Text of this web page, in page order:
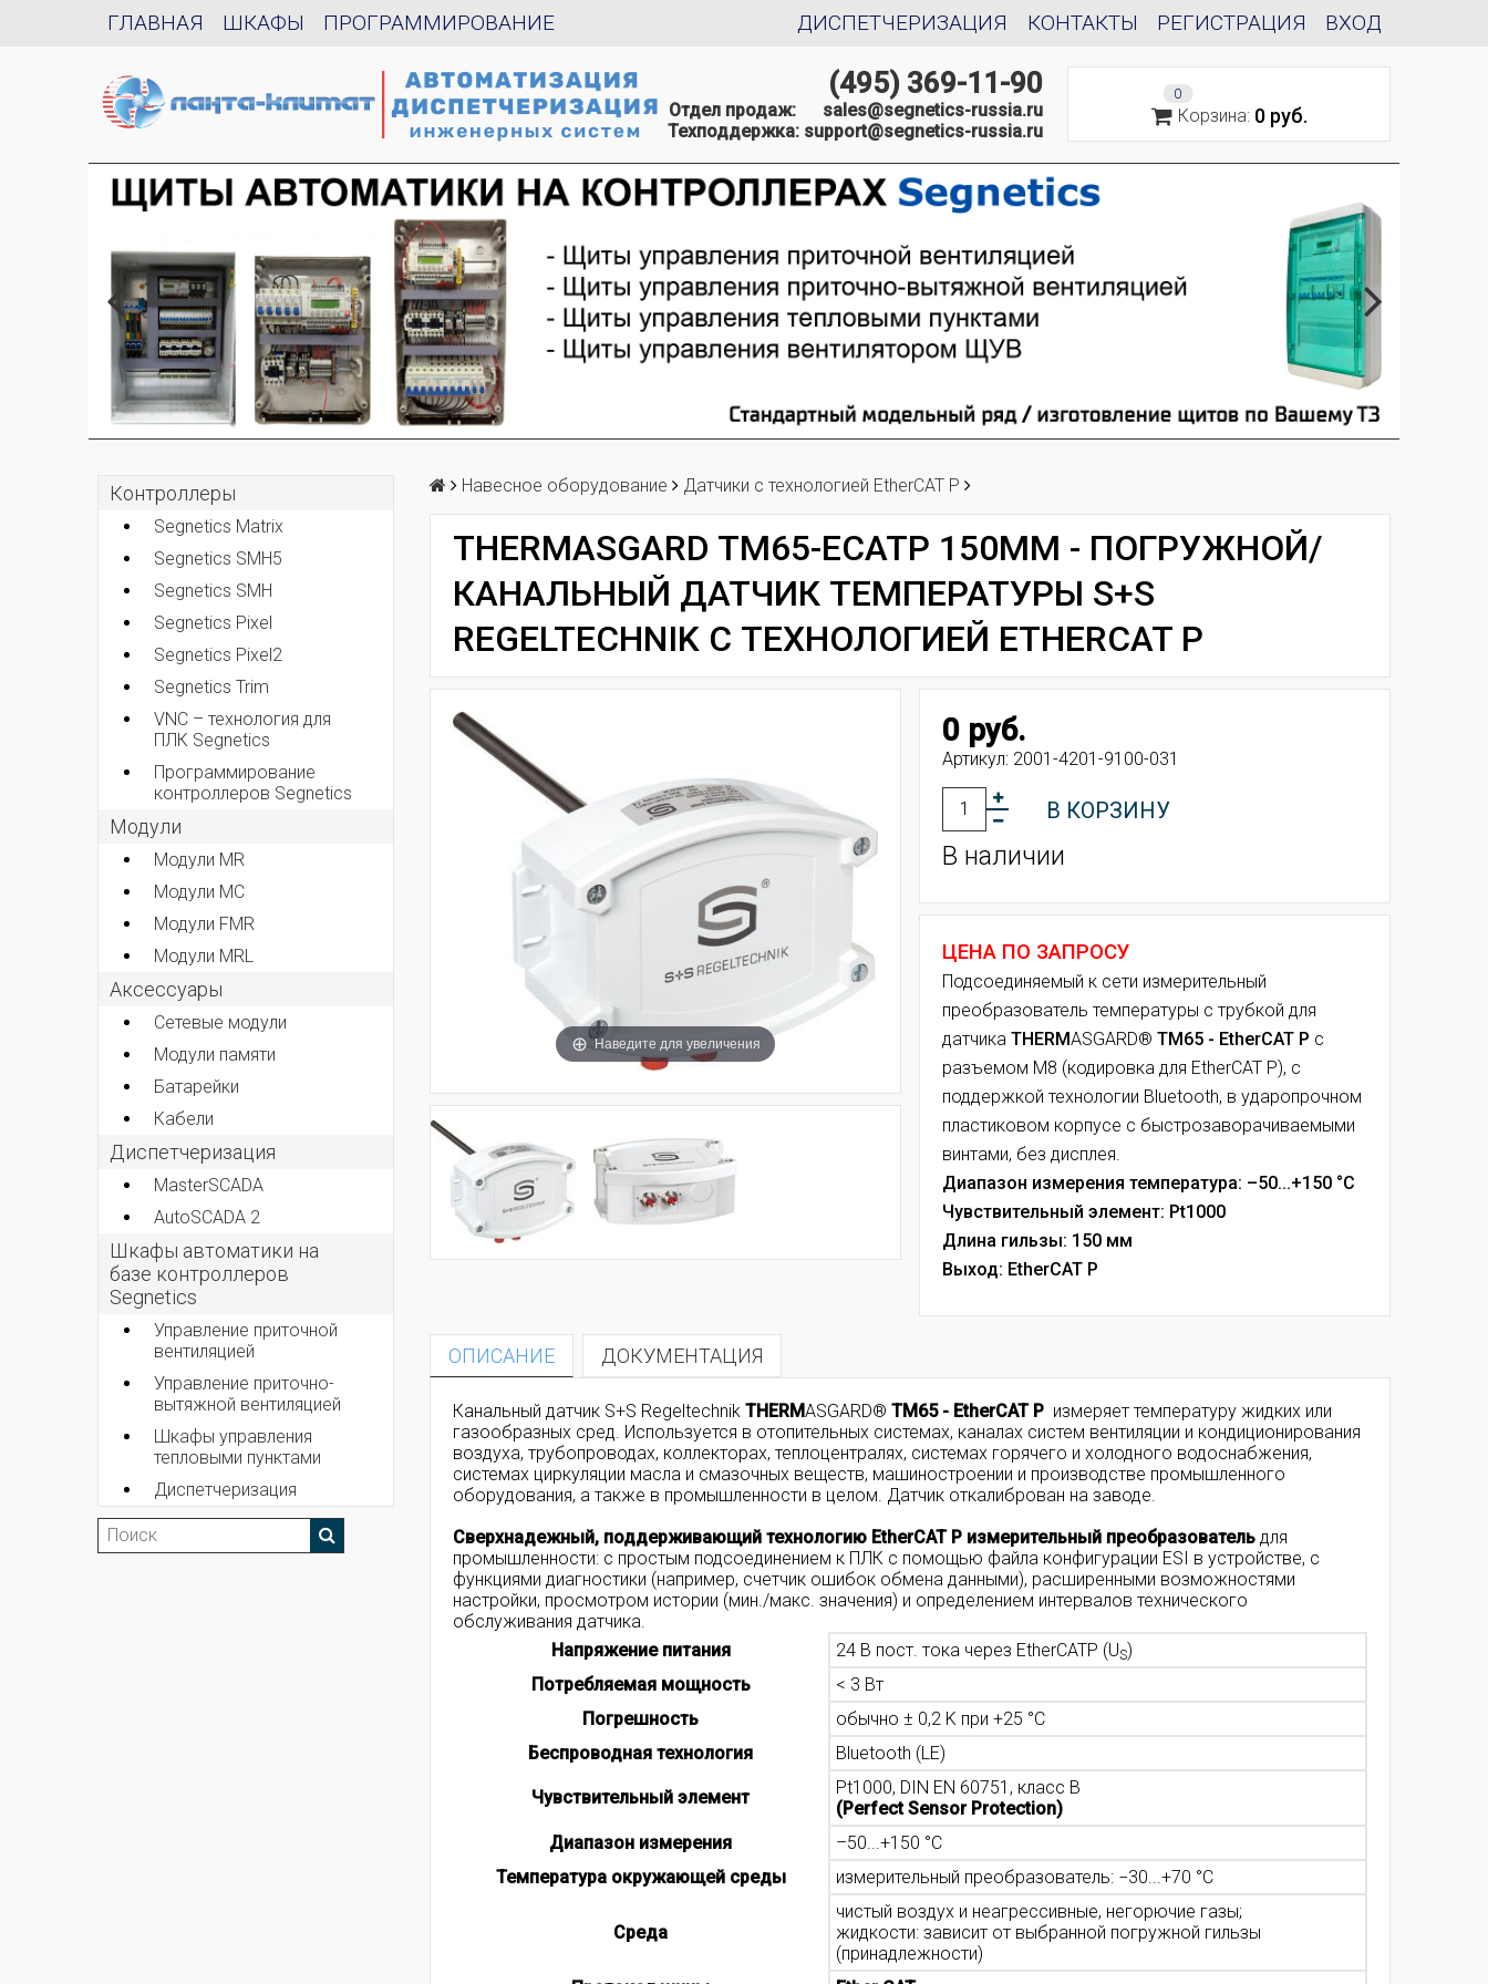
ГЛАВНАЯ ШКАФЫ ПРОГРАММИРОВАНИЕ ВХОД
РЕГИСТРАЦИЯ
КОНТАКТЫ
ДИСПЕТЧЕРИЗАЦИЯ
(495) 369-11-90
Отдел продаж: sales@segnetics-russia.ru
Техподдержка: support@segnetics-russia.ru
0
Корзина: 0 руб.
Контроллеры
Segnetics Matrix
Segnetics SMH5
Segnetics SMH
Segnetics Pixel
Segnetics Pixel2
Segnetics Trim
VNC – технология для
ПЛК Segnetics
Программирование
контроллеров Segnetics
Модули
Модули MR
Модули MC
Модули FMR
Модули MRL
Аксеcсуары
Сетевые модули
Модули памяти
Батарейки
Кабели
Диспетчеризация
MasterSCADA
AutoSCADA 2
Шкафы автоматики на
базе контроллеров
Segnetics
Управление приточной
вентиляцией
Управление приточно-
вытяжной вентиляцией
Шкафы управления
тепловыми пунктами
Диспетчеризация
Навесное оборудование Датчики с технологией EtherCAT P
THERMASGARD TM65-ECATP 150MM - ПОГРУЖНОЙ/
КАНАЛЬНЫЙ ДАТЧИК ТЕМПЕРАТУРЫ S+S
REGELTECHNIK С ТЕХНОЛОГИЕЙ ETHERCAT P
Наведите для увеличения
0 руб.
Артикул: 2001-4201-9100-031
В КОРЗИНУ
В наличии
ЦЕНА ПО ЗАПРОСУ
Подсоединяемый к сети измерительный
преобразователь температуры с трубкой для
датчика THERMASGARD® TM65 - EtherCAT P с
разъемом M8 (кодировка для EtherCAT P), с
поддержкой технологии Bluetooth, в ударопрочном
пластиковом корпусе с быстрозаворачиваемыми
винтами, без дисплея.
Диапазон измерения температура: –50...+150 °C
Чувствительный элемент: Pt1000
Длина гильзы: 150 мм
Выход: EtherCAT P
ОПИСАНИЕ ДОКУМЕНТАЦИЯ
Канальный датчик S+S Regeltechnik THERMASGARD® TM65 - EtherCAT P измеряет температуру жидких или
газообразных сред. Используется в отопительных системах, каналах систем вентиляции и кондиционирования
воздуха, трубопроводах, коллекторах, теплоцентралях, системах горячего и холодного водоснабжения,
системах циркуляции масла и смазочных веществ, машиностроении и производстве промышленного
оборудования, а также в промышленности в целом. Датчик откалиброван на заводе.
Сверхнадежный, поддерживающий технологию EtherCAT P измерительный преобразователь для
промышленности: с простым подсоединением к ПЛК с помощью файла конфигурации ESI в устройстве, с
функциями диагностики (например, счетчик ошибок обмена данными), расширенными возможностями
настройки, просмотром истории (мин./макс. значения) и определением интервалов технического
обслуживания датчика.
Напряжение питания
24 В пост. тока через EtherCATP (US)
Потребляемая мощность
< 3 Вт
Погрешность
обычно ± 0,2 K при +25 °C
Беспроводная технология
Bluetooth (LE)
Чувствительный элемент
Pt1000, DIN EN 60751, класс B
(Perfect Sensor Protection)
Диапазон измерения
–50...+150 °C
Температура окружающей среды
измерительный преобразователь: −30...+70 °C
Среда
чистый воздух и неагрессивные, негорючие газы;
жидкости: зависит от выбранной погружной гильзы
(принадлежности)